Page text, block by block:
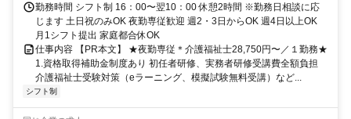
勤務時間 シフト制 16：00〜翌10：00 休憩2時間 ※勤務日相談に応
じます 土日祝のみOK 夜勤専従歓迎 週2・3日からOK 週4日以上OK
月1シフト提出 家庭都合休OK
仕事内容 【PR本文】 ★夜勤専従＊介護福祉士28,750円〜／１勤務★
1.資格取得補助金制度あり 初任者研修、実務者研修受講費全額負担
介護福祉士受験対策（eラーニング、模擬試験無料受講）など...
シフト制